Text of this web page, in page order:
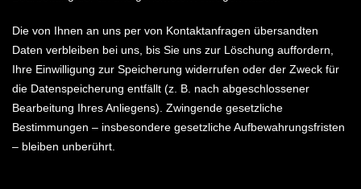
Die von Ihnen an uns per von Kontaktanfragen übersandten
Daten verbleiben bei uns, bis Sie uns zur Löschung auffordern,
Ihre Einwilligung zur Speicherung widerrufen oder der Zweck für
die Datenspeicherung entfällt (z. B. nach abgeschlossener
Bearbeitung Ihres Anliegens). Zwingende gesetzliche
Bestimmungen – insbesondere gesetzliche Aufbewahrungsfristen
– bleiben unberührt.